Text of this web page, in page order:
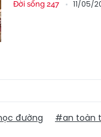
Đời sống 247 11/05/
đường #an toàn